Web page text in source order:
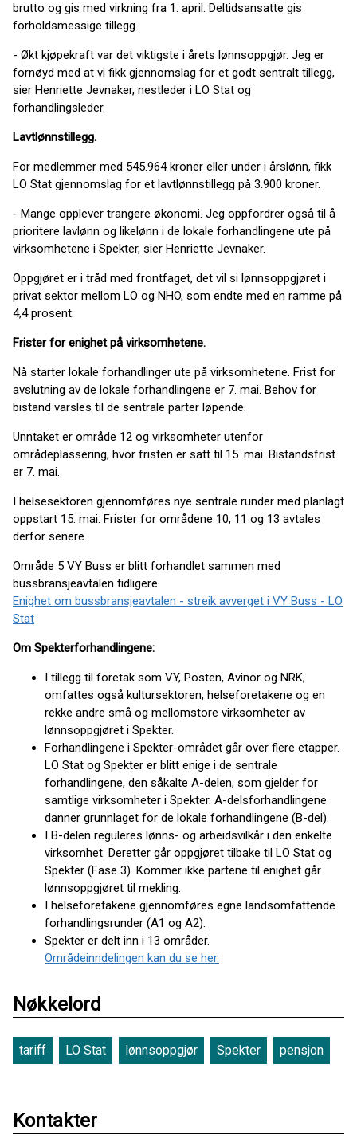
brutto og gis med virkning fra 1. april. Deltidsansatte gis
forholdsmessige tillegg.
- Økt kjøpekraft var det viktigste i årets lønnsoppgjør. Jeg er
fornøyd med at vi fikk gjennomslag for et godt sentralt tillegg,
sier Henriette Jevnaker, nestleder i LO Stat og
forhandlingsleder.
Lavtlønnstillegg.
For medlemmer med 545.964 kroner eller under i årslønn, fikk
LO Stat gjennomslag for et lavtlønnstillegg på 3.900 kroner.
- Mange opplever trangere økonomi. Jeg oppfordrer også til å
prioritere lavlønn og likelønn i de lokale forhandlingene ute på
virksomhetene i Spekter, sier Henriette Jevnaker.
Oppgjøret er i tråd med frontfaget, det vil si lønnsoppgjøret i
privat sektor mellom LO og NHO, som endte med en ramme på
4,4 prosent.
Frister for enighet på virksomhetene.
Nå starter lokale forhandlinger ute på virksomhetene. Frist for
avslutning av de lokale forhandlingene er 7. mai. Behov for
bistand varsles til de sentrale parter løpende.
Unntaket er område 12 og virksomheter utenfor
områdeplassering, hvor fristen er satt til 15. mai. Bistandsfrist
er 7. mai.
I helsesektoren gjennomføres nye sentrale runder med planlagt
oppstart 15. mai. Frister for områdene 10, 11 og 13 avtales
derfor senere.
Område 5 VY Buss er blitt forhandlet sammen med
bussbransjeavtalen tidligere.
Enighet om bussbransjeavtalen - streik avverget i VY Buss - LO
Stat
Om Spekterforhandlingene:
I tillegg til foretak som VY, Posten, Avinor og NRK,
omfattes også kultursektoren, helseforetakene og en
rekke andre små og mellomstore virksomheter av
lønnsoppgjøret i Spekter.
Forhandlingene i Spekter-området går over flere etapper.
LO Stat og Spekter er blitt enige i de sentrale
forhandlingene, den såkalte A-delen, som gjelder for
samtlige virksomheter i Spekter. A-delsforhandlingene
danner grunnlaget for de lokale forhandlingene (B-del).
I B-delen reguleres lønns- og arbeidsvilkår i den enkelte
virksomhet. Deretter går oppgjøret tilbake til LO Stat og
Spekter (Fase 3). Kommer ikke partene til enighet går
lønnsoppgjøret til mekling.
I helseforetakene gjennomføres egne landsomfattende
forhandlingsrunder (A1 og A2).
Spekter er delt inn i 13 områder.
Områdeinndelingen kan du se her.
Nøkkelord
tariff LO Stat lønnsoppgjør Spekter pensjon
Kontakter